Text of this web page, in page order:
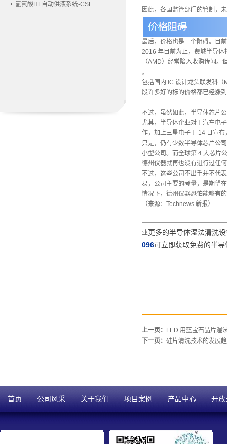
氢氟酸HF自动供液系统-CSE
因此，各国监管部门的管制，
最后，价格也是一个阻碍。
目
2016 年目前为止，费城半导
（AMD）经常陷入收购传闻
。
包括国内 IC 设计龙头联发科
段许多好的标的价格都已经涨
不过，虽然如此，半导体芯片
尤其，半导体企业对于汽车电
作，加上三星电子于 14 日宣
只是，仍有少数半导体芯片公
小型公司。而全球第 4 大芯片
德州仪器就再也没有进行过任
不过，这些公司不出手并不代
易，公司主要的考量，是期望
情况下，德州仪器恐怕能够有
（来源：Technews 新报）
业更多的半导体湿法清洗
096可立即获取免费的半
上一页：
LED 用蓝宝石晶片湿
下一页： 硅片清洗技术的发展
首页 公司风采 关于我们 项目案例 产品中心 开放